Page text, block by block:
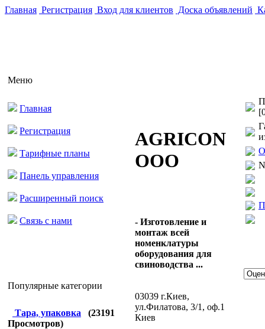
Главная Регистрация Вход для клиентов Доска объявлений
Меню
Главная
Регистрация
Тарифные планы
Панель управления
Расширенный поиск
Связь с нами
Популярные категории
Тара, упаковка (23191
Просмотров)
AGRICON
ООО
- Изготовление и
монтаж всей
номенклатуры
оборудования для
свиноводства ...
03039 г.Киев,
ул.Филатова, 3/1, оф.1
Киев